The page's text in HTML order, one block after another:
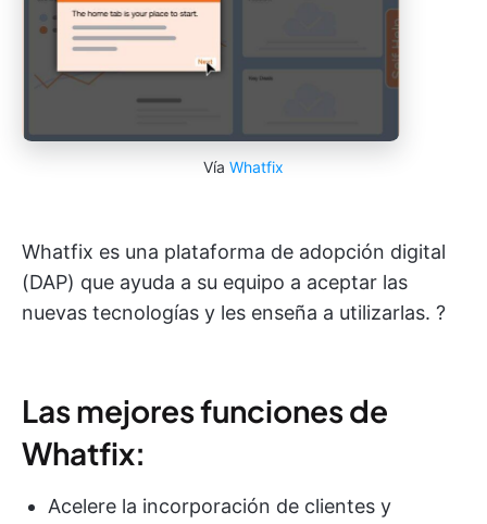
Vía Whatfix
Whatfix es una plataforma de adopción digital
(DAP) que ayuda a su equipo a aceptar las
nuevas tecnologías y les enseña a utilizarlas. ?
Las mejores funciones de
Whatfix:
Acelere la incorporación de clientes y